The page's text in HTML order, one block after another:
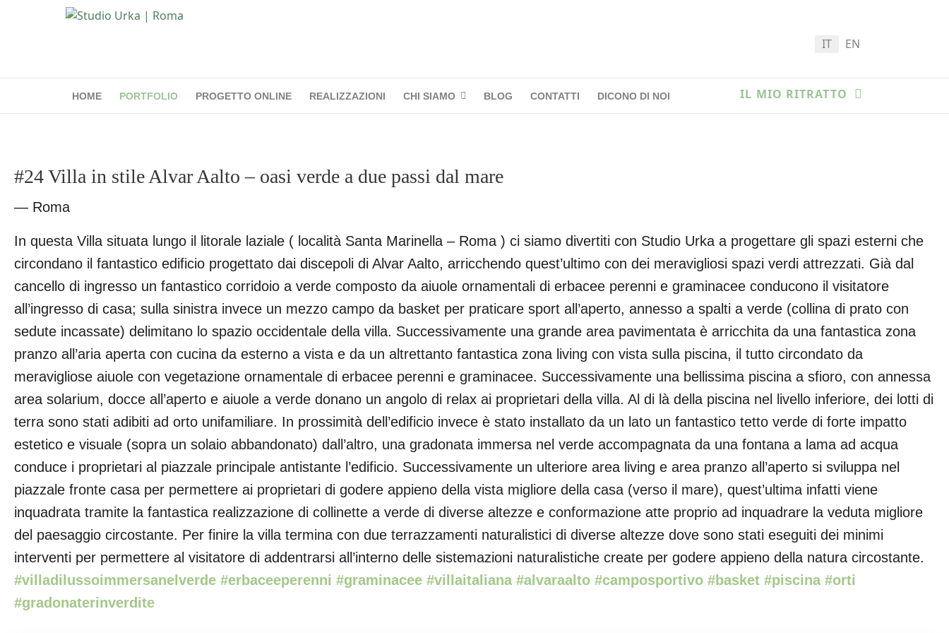
Seleziona la tua lingua
IT EN
IL MIO RITRATTO
HOME PORTFOLIO PROGETTO ONLINE REALIZZAZIONI CHI SIAMO BLOG CONTATTI DICONO DI NOI
#24 Villa in stile Alvar Aalto – oasi verde a due passi dal mare
— Roma
In questa Villa situata lungo il litorale laziale ( località Santa Marinella – Roma ) ci siamo divertiti con Studio Urka a progettare gli spazi esterni che
circondano il fantastico edificio progettato dai discepoli di Alvar Aalto, arricchendo quest’ultimo con dei meravigliosi spazi verdi attrezzati. Già dal
cancello di ingresso un fantastico corridoio a verde composto da aiuole ornamentali di erbacee perenni e graminacee conducono il visitatore
all’ingresso di casa; sulla sinistra invece un mezzo campo da basket per praticare sport all’aperto, annesso a spalti a verde (collina di prato con
sedute incassate) delimitano lo spazio occidentale della villa. Successivamente una grande area pavimentata è arricchita da una fantastica zona
pranzo all’aria aperta con cucina da esterno a vista e da un altrettanto fantastica zona living con vista sulla piscina, il tutto circondato da
meravigliose aiuole con vegetazione ornamentale di erbacee perenni e graminacee. Successivamente una bellissima piscina a sfioro, con annessa
area solarium, docce all’aperto e aiuole a verde donano un angolo di relax ai proprietari della villa. Al di là della piscina nel livello inferiore, dei lotti di
terra sono stati adibiti ad orto unifamiliare. In prossimità dell’edificio invece è stato installato da un lato un fantastico tetto verde di forte impatto
estetico e visuale (sopra un solaio abbandonato) dall’altro, una gradonata immersa nel verde accompagnata da una fontana a lama ad acqua
conduce i proprietari al piazzale principale antistante l’edificio. Successivamente un ulteriore area living e area pranzo all’aperto si sviluppa nel
piazzale fronte casa per permettere ai proprietari di godere appieno della vista migliore della casa (verso il mare), quest’ultima infatti viene
inquadrata tramite la fantastica realizzazione di collinette a verde di diverse altezze e conformazione atte proprio ad inquadrare la veduta migliore
del paesaggio circostante. Per finire la villa termina con due terrazzamenti naturalistici di diverse altezze dove sono stati eseguiti dei minimi
interventi per permettere al visitatore di addentrarsi all’interno delle sistemazioni naturalistiche create per godere appieno della natura circostante.
#villadilussoimmersanelverde #erbaceeperenni #graminacee #villaitaliana #alvaraalto #camposportivo #basket #piscina #orti
#gradonaterinverdite